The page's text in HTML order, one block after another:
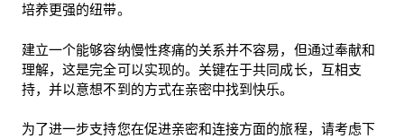
培养更强的纽带。
建立一个能够容纳慢性疼痛的关系并不容易，但通过奉献和
理解，这是完全可以实现的。关键在于共同成长，互相支
持，并以意想不到的方式在亲密中找到快乐。
为了进一步支持您在促进亲密和连接方面的旅程，请考虑下